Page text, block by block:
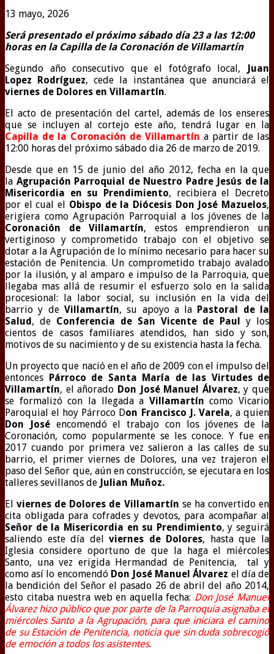
13 mayo, 2026
Será presentado el próximo sábado día 23 a las 12:00
horas en la Capilla de la Coronación de Villamartín
Segundo año consecutivo que el fotógrafo local,
Juan
Lopez Rodríguez, cede la instantánea que anunciará el
viernes de Dolores en Villamartín.
El acto de presentación del cartel, además de los enseres
que se incluyen al cortejo este año, tendrá lugar en la
Capilla de la Coronación de Villamartín a partir de las
12:00 horas del próximo sábado dia 26 de marzo de 2019.
Desde que en 15 de junio del año 2012, fecha en la que
la Agrupación Parroquial de Nuestro Padre Jesús de la
Misericordia en su Prendimiento, recibiera el Decreto
por el cual el Obispo de la Diócesis Don José Mazuelos,
erigiera como Agrupación Parroquial a los jóvenes de la
Coronación de Villamartín, estos emprendieron un
vertiginoso y comprometido trabajo con el objetivo se
dotar a la Agrupación de lo mínimo necesario para hacer su
estación de Penitencia. Un comprometido trabajo avalado
por la ilusión, y al amparo e impulso de la Parroquia, que
llegaba mas allá de resumir el esfuerzo solo en la salida
procesional: la labor social, su inclusión en la vida del
barrio y de Villamartín, su apoyo a la Pastoral de la
Salud , de Conferencia de San Vicente de Paul
y los
cientos de casos familiares atendidos, han sido y son,
motivos de su nacimiento y de su existencia hasta la fecha.
Un proyecto que nació en el año de 2009 con el impulso del
entonces
Párroco de Santa María de las Virtudes de
Villamartín, el añorado Don José Manuel Álvarez, y que
se formalizó con la llegada a Villamartín como Vicario
Paroquial el hoy Párroco Don Francisco J. Varela, a quien
Don Joséencomendó el trabajo con los jóvenes de la
Coronación, como popularmente se les conoce. Y fue en
2017 cuando por primera vez salieron a las calles de su
barrio, el primer viernes de Dolores, una vez trajeron el
paso del Señor que, aún en construcción, se ejecutara en los
talleres sevillanos de Julian Muñoz.
Elviernes de Dolores de Villamartín se ha convertido en
cita obligada para cofrades y devotos, para acompañar al
Señor de la Misericordia en su Prendimiento, y seguirá
saliendo este día delviernes de Dolores, hasta que la
Iglesia considere oportuno de que la haga el miércoles
Santo, una vez erigida Hermandad de Penitencia, tal y
como así lo encomendó Don José Manuel Álvarez el día de
la bendición del Señor el pasado 26 de abril del año 2014,
esto citaba nuestra web en aquella fecha: Don José Manuel
Álvarez hizo público que por parte de la Parroquia asignaba el
miércoles Santo a la Agrupación, para que iniciara el camino
de su Estación de Penitencia, noticia que sin duda sobrecogió
de emoción a todos los asistentes.